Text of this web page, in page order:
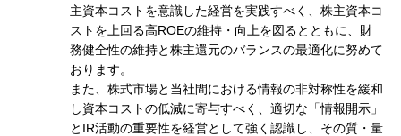
主資本コストを意識した経営を実践すべく、株主資本コ
ストを上回る高ROEの維持・向上を図るとともに、財
務健全性の維持と株主還元のバランスの最適化に努めて
おります。
また、株式市場と当社間における情報の非対称性を緩和
し資本コストの低減に寄与すべく、適切な「情報開示」
とIR活動の重要性を経営として強く認識し、その質・量